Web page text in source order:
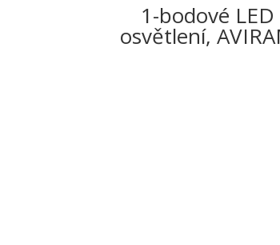
1-bodové LED
osvětlení,